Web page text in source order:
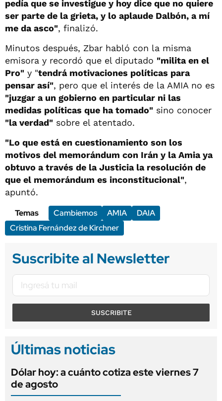
pedía que se investigue y hoy dice que no quiere
ser parte de la grieta, y lo aplaude Dalbón, a mí
me da asco", finalizó.
Minutos después, Zbar habló con la misma
emisora y recordó que el diputado "milita en el
Pro" y "tendrá motivaciones políticas para
pensar así", pero que el interés de la AMIA no es
"juzgar a un gobierno en particular ni las
medidas políticas que ha tomado" sino conocer
"la verdad" sobre el atentado.
"Lo que está en cuestionamiento son los
motivos del memorándum con Irán y la Amia ya
obtuvo a través de la Justicia la resolución de
que el memorándum es inconstitucional",
apuntó.
Temas
Cambiemos AMIA
DAIA
Cristina Fernández de Kirchner
Suscribite al Newsletter
SUSCRIBITE
Últimas noticias
Dólar hoy: a cuánto cotiza este viernes 7
de agosto